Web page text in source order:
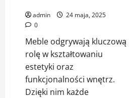
admin
24 maja, 2025
0
Meble odgrywają kluczową
rolę w kształtowaniu
estetyki oraz
funkcjonalności wnętrz.
Dzięki nim każde